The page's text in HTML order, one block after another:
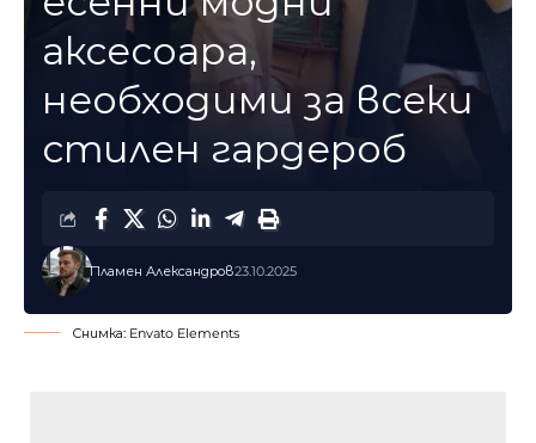
аксесоара,
необходими за всеки
стилен гардероб
Пламен Александров23.10.2025
Снимка: Envato Elements